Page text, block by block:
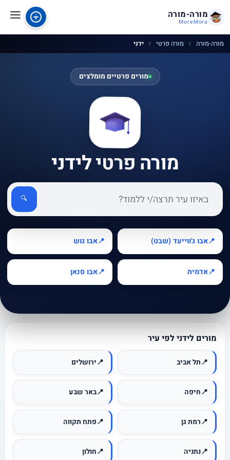
מורה-מורה
MoreMora
מורה-מורה מורה פרטי ידני
מורים פרטיים מומלצים
מורה פרטי לידני
🔍
📍אבו ג'ווייעד (שבט) 📍אבו גוש
📍אדמית 📍אבו סנאן
מורים לידני לפי עיר
📍תל אביב 📍ירושלים
📍חיפה 📍באר שבע
📍רמת גן 📍פתח תקווה
📍נתניה 📍חולון